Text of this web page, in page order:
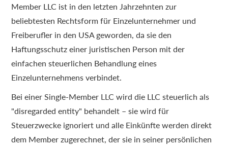
Member LLC ist in den letzten Jahrzehnten zur
beliebtesten Rechtsform für Einzelunternehmer und
Freiberufler in den USA geworden, da sie den
Haftungsschutz einer juristischen Person mit der
einfachen steuerlichen Behandlung eines
Einzelunternehmens verbindet.
Bei einer Single-Member LLC wird die LLC steuerlich als
"disregarded entity" behandelt – sie wird für
Steuerzwecke ignoriert und alle Einkünfte werden direkt
dem Member zugerechnet, der sie in seiner persönlichen